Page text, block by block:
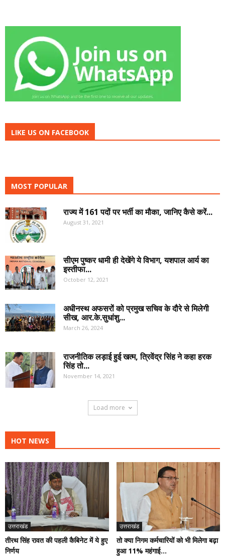
LIKE US ON FACEBOOK
MOST POPULAR
राज्य में 161 पदों पर भर्ती का मौका, जानिए कैसे करें...
August 31, 2021
सीएम पुष्कर धामी ही देखेंगे ये विभाग, यशपाल आर्य का
इस्तीफा...
October 12, 2021
अधीनस्थ अफसरों को प्रमुख सचिव के दौरे से मिलेगी
सीख, आर.के.सुधांशु...
March 26, 2024
राजनीतिक लड़ाई हुई खत्म, त्रिवेंद्र सिंह ने कहा हरक
सिंह तो...
November 14, 2021
Load more
HOT NEWS
उत्तराखंड
तीरथ सिंह रावत की पहली कैबिनेट में ये हुए
निर्णय
उत्तराखंड
तो क्या निगम कर्मचारियों को भी मिलेगा बढ़ा
हुआ 11% महंगाई...